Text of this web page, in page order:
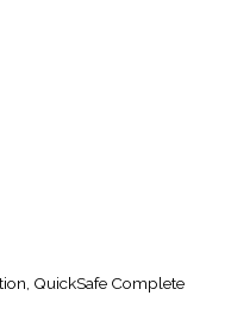
QuickSafe Complete